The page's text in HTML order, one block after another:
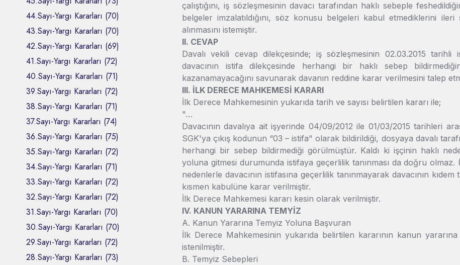
44.Sayı-Yargı Kararları (70)
43.Sayı-Yargı Kararları (70)
42.Sayı-Yargı Kararları (69)
41.Sayı-Yargı Kararları (72)
40.Sayı-Yargı Kararları (71)
39.Sayı-Yargı Kararları (72)
38.Sayı-Yargı Kararları (71)
37.Sayı-Yargı Kararları (74)
36.Sayı-Yargı Kararları (75)
35.Sayı-Yargı Kararları (72)
34.Sayı-Yargı Kararları (71)
33.Sayı-Yargı Kararları (72)
32.Sayı-Yargı Kararları (72)
31.Sayı-Yargı Kararları (70)
30.Sayı-Yargı Kararları (70)
29.Sayı-Yargı Kararları (72)
28.Sayı-Yargı Kararları (73)
çalıştığını, iş sözleşmesinin davacı tarafından haklı sebeple
belgeler imzalatıldığını, söz konusu belgeleri kabul etmediklerini ileri
alınmasını istemiştir.
II. CEVAP
Davalı vekili cevap dilekçesinde; iş sözleşmesinin 02.03.2015 tarihli
davacının istifa dilekçesinde herhangi bir haklı sebep
kazanamayacağını savunarak davanın reddine karar verilmesini talep
III. İLK DERECE MAHKEMESİ KARARI
İlk Derece Mahkemesinin yukarıda tarih ve sayısı belirtilen kararı ile;
"…
Davacının davalıya ait işyerinde 04/09/2012 ile 01/03/2015 tarihleri
SGK'ya çıkış kodunun “03 – istifa" olarak bildirildiği, dosyaya davalı
herhangi bir sebep bildirmediği görülmüştür. Kaldı ki işçinin haklı
yoluna gitmesi durumunda istifaya geçerlilik tanınması da doğru
nedenlerle davacının istifasına geçerlilik tanınmayarak davacının
kısmen kabulüne karar verilmiştir.
İlk Derece Mahkemesi kararı kesin olarak verilmiştir.
IV. KANUN YARARINA TEMYİZ
A. Kanun Yararına Temyiz Yoluna Başvuran
İlk Derece Mahkemesinin yukarıda belirtilen kararının kanun
istenilmiştir.
B. Temyiz Sebepleri